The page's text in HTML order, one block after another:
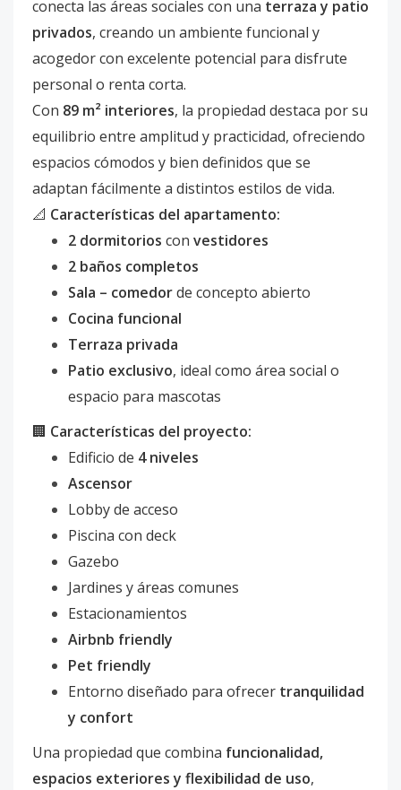
conecta las áreas sociales con una terraza y patio
privados, creando un ambiente funcional y
acogedor con excelente potencial para disfrute
personal o renta corta.
Con 89 m² interiores, la propiedad destaca por su
equilibrio entre amplitud y practicidad, ofreciendo
espacios cómodos y bien definidos que se
adaptan fácilmente a distintos estilos de vida.
📐 Características del apartamento:
2 dormitorios con vestidores
2 baños completos
Sala – comedorde concepto abierto
Cocina funcional
Terraza privada
Patio exclusivo, ideal como área social o
espacio para mascotas
🏢 Características del proyecto:
Edificio de 4 niveles
Ascensor
Lobby de acceso
Piscina con deck
Gazebo
Jardines y áreas comunes
Estacionamientos
Airbnb friendly
Pet friendly
Entorno diseñado para ofrecer tranquilidad
y confort
Una propiedad que combina funcionalidad,
espacios exteriores y flexibilidad de uso,